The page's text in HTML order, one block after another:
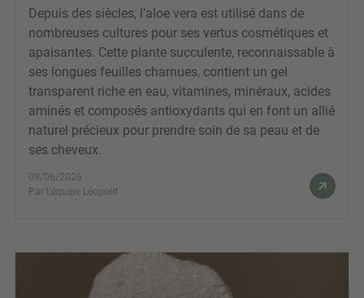
Depuis des siècles, l’aloe vera est utilisé dans de
nombreuses cultures pour ses vertus cosmétiques et
apaisantes. Cette plante succulente, reconnaissable à
ses longues feuilles charnues, contient un gel
transparent riche en eau, vitamines, minéraux, acides
aminés et composés antioxydants qui en font un allié
naturel précieux pour prendre soin de sa peau et de
ses cheveux.
09/06/2026
Par L'équipe Léopold